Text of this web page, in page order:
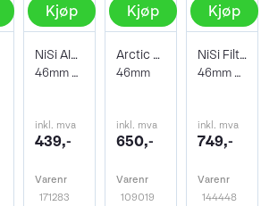
Kjøp
NiSi AIR Protector Filter 46mm
46mm Beskyttelsesfilter
inkl. mva
439,-
Varenr
171283
Kjøp
Arctic Pro filter Protector Superior
46mm
inkl. mva
650,-
Varenr
109019
Kjøp
NiSi Filter Circ Polarizer True Color 46
46mm Pro Nano Pola Filter
inkl. mva
749,-
Varenr
144448